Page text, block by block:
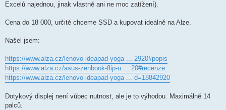
e
Excelů najednou, jinak vlastně ani ne moc zatížení).
Cena do 18 000, určitě chceme SSD a kupovat ideálně na Alze.
Našel jsem:
https://www.alza.cz/lenovo-ideapad-yoga ... 2920#popis
https://www.alza.cz/asus-zenbook-flip-u ... 20#recenze
https://www.alza.cz/lenovo-ideapad-yoga ... d=18842920
Dotykový displej není vůbec nutnost, ale je to výhodou. Maximálně 14
palců.